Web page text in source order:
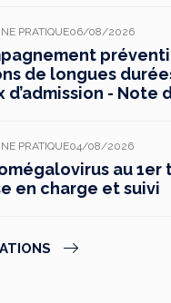
PRATIQUE06/08/2026
de longues
- Note
PRATIQUE04/08/2026
au 1er
en charge et suivi